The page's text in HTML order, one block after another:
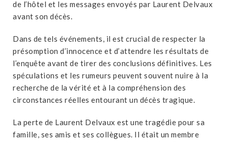
de l’hôtel et les messages envoyés par Laurent Delvaux
avant son décès.
Dans de tels événements, il est crucial de respecter la
présomption d’innocence et d’attendre les résultats de
l’enquête avant de tirer des conclusions définitives. Les
spéculations et les rumeurs peuvent souvent nuire à la
recherche de la vérité et à la compréhension des
circonstances réelles entourant un décès tragique.
La perte de Laurent Delvaux est une tragédie pour sa
famille, ses amis et ses collègues. Il était un membre